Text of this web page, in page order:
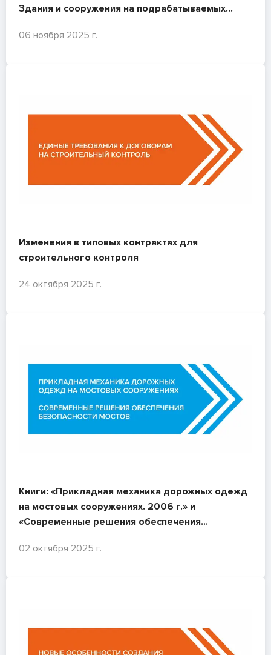
Здания и сооружения на подрабатываемых
06 ноября 2025 г.
Изменения в типовых контрактах для
строительного контроля
24 октября 2025 г.
Книги: «Прикладная механика дорожных одежд
на мостовых сооружениях. 2006 г.» и
«Современные решения обеспечения
02 октября 2025 г.